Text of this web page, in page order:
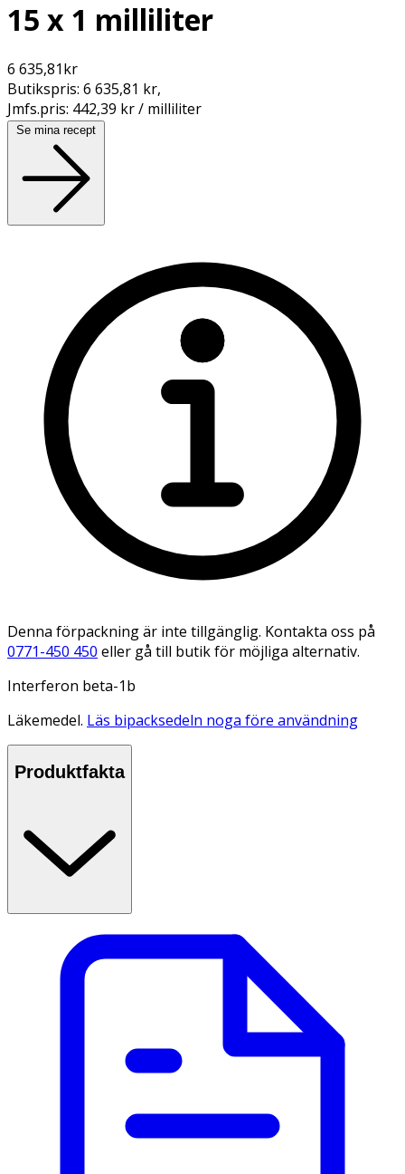
15 x 1 milliliter
6 635,81kr
Butikspris: 6 635,81 kr,
Jmfs.pris: 442,39 kr / milliliter
Se mina recept
Denna förpackning är inte tillgänglig. Kontakta oss på
0771-450 450 eller gå till butik för möjliga alternativ.
Interferon beta-1b
Läkemedel. Läs bipacksedeln noga före användning
Produktfakta